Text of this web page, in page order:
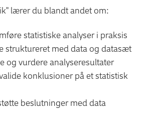
lærer du blandt andet om:
statistiske analyser i praksis
struktureret med data og datasæt
og vurdere analyseresultater
konklusioner på et statistisk
beslutninger med data